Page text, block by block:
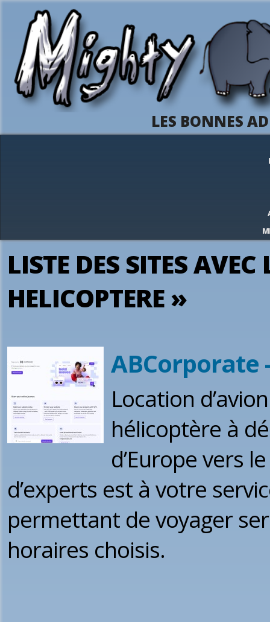
LES BONNES
LISTE DES SITES
HELICOPTERE »
ABCorporate
Location
hélicoptère à
d’Europe vers
d’experts est à votre
permettant de voyager
horaires choisis.